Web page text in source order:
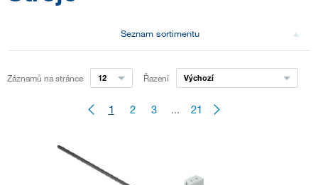
Seznam sortimentu
Záznamů na stránce 12 Řazení Výchozí
1 2 3 ... 21